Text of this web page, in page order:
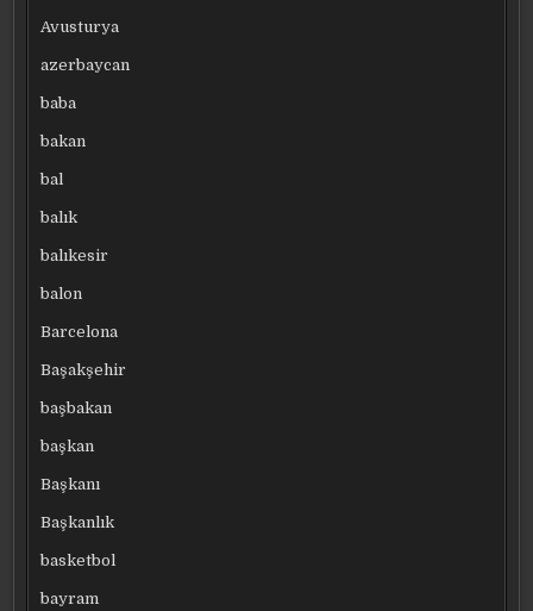
Avusturya
azerbaycan
baba
bakan
bal
balık
balıkesir
balon
Barcelona
Başakşehir
başbakan
başkan
Başkanı
Başkanlık
basketbol
bayram